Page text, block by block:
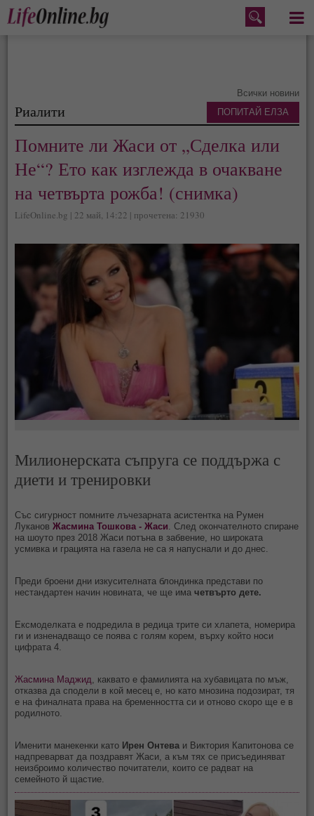
Меню
Всички новини
Риалити
Помните ли Жаси от „Сделка или
Не“? Ето как изглежда в очакване
на четвърта рожба! (снимка)
LifeOnline.bg | 22 май, 14:22 | прочетена: 21930
Милионерската съпруга се поддържа с
диети и тренировки
Със сигурност помните лъчезарната асистентка на Румен
ЛукановЖасмина Тошкова - Жаси . След окончателното спиране
на шоуто през 2018 Жаси потъна в забвение, но широката
усмивка и грацията на газела не са я напуснали и до днес.
Преди броени дни изкусителната блондинка представи по
нестандартен начин новината, че ще имачетвърто дете.
Ексмоделката е подредила в редица трите си хлапета, номерира
ги и изненадващо се поява с голям корем, върху който носи
цифрата 4.
Жасмина Маджид , каквато е фамилията на хубавицата по мъж,
отказва да сподели в кой месец е, но като мнозина подозират, тя
е на финалната права на бременността си и отново скоро ще е в
родилното.
Именити манекенки като Ирен Онтева и Виктория Капитонова се
надпреварват да поздравят Жаси, а към тях се присъединяват
неизброимо количество почитатели, които се радват на
семейното й щастие.
ПОПИТАЙ ЕЛЗА